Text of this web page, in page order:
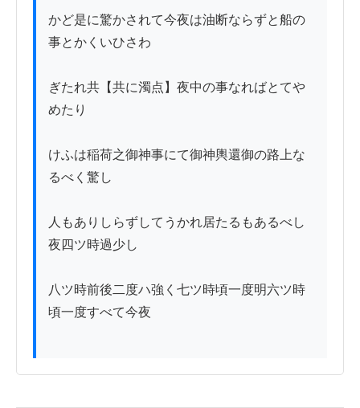
かど是に驚かされて今夜は油断ならずと船の
事とかくいひさわ
ぎたれ共【共に濁点】夜中の事なればとてや
めたり
けふは稲荷之御神事にて御神輿還御の路上な
るべく驚し
人もありしらずしてうかれ居たるもあるべし
夜四ツ時過少し
八ツ時前後二度ハ強く七ツ時頃一度明六ツ時
頃一度すべて今夜